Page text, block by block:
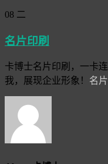
08 二
名片印刷
卡博士名片印刷，一卡
我，展现企业形象！ 名